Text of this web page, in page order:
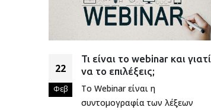
22
Φεβ
Τι είναι το webinar και γιατί
να το επιλέξεις;
Το Webinar είναι η
συντομογραφία των λέξεων